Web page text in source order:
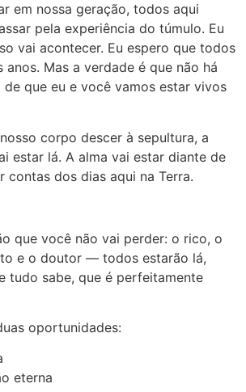
em nossa geração, todos aqui
pela experiência do túmulo. Eu
vai acontecer. Eu espero que todos
Mas a verdade é que não há
de que eu e você vamos estar vivos
corpo descer à sepultura, a
estar lá. A alma vai estar diante de
contas dos dias aqui na Terra.
que você não vai perder: o rico, o
e o doutor — todos estarão lá,
tudo sabe, que é perfeitamente
oportunidades:
eterna